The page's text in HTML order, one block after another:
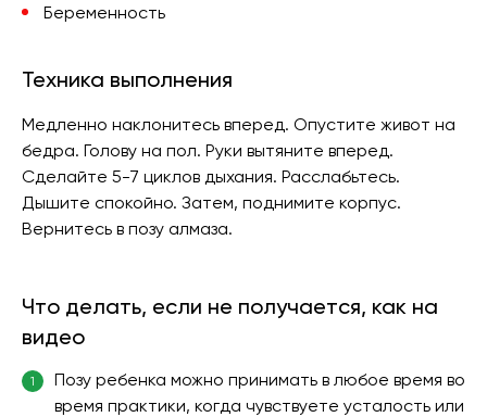
Беременность
Техника выполнения
Медленно наклонитесь вперед. Опустите живот на
бедра. Голову на пол. Руки вытяните вперед.
Сделайте 5-7 циклов дыхания. Расслабьтесь.
Дышите спокойно. Затем, поднимите корпус.
Вернитесь в позу алмаза.
Что делать, если не получается, как на
видео
1
Позу ребенка можно принимать в любое время во
время практики, когда чувствуете усталость или